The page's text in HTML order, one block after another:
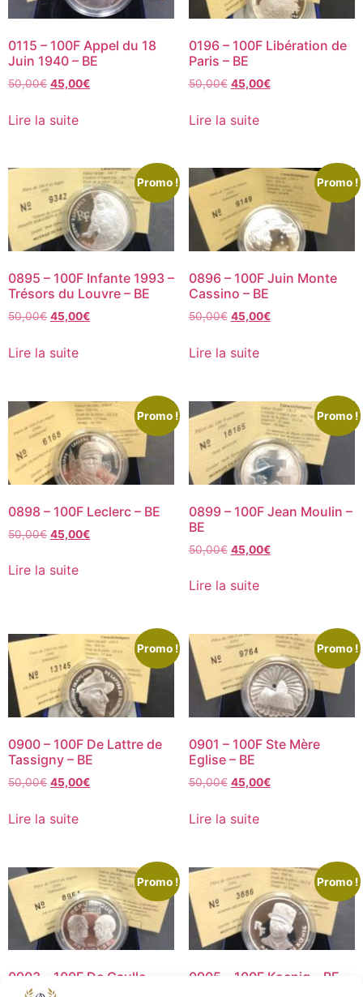
0115 – 100F Appel du 18
Juin 1940 – BE
50,00€ 45,00€
Lire la suite
0196 – 100F Libération de
Paris – BE
50,00€ 45,00€
Lire la suite
Promo !
0895 – 100F Infante 1993 –
Trésors du Louvre – BE
50,00€ 45,00€
Lire la suite
Promo !
0896 – 100F Juin Monte
Cassino – BE
50,00€ 45,00€
Lire la suite
Promo !
0898 – 100F Leclerc – BE
50,00€ 45,00€
Lire la suite
Promo !
0899 – 100F Jean Moulin –
BE
50,00€ 45,00€
Lire la suite
Promo !
0900 – 100F De Lattre de
Tassigny – BE
50,00€ 45,00€
Lire la suite
Promo !
0901 – 100F Ste Mère
Eglise – BE
50,00€ 45,00€
Lire la suite
Promo !
0903 – 100F De Gaulle
Adenauer – BE
Promo !
0905 – 100F Koenig – BE